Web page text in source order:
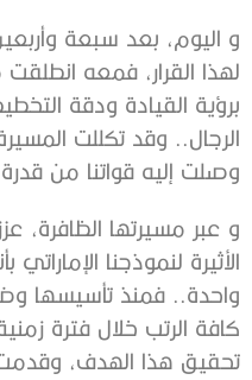
و اليوم، بعد سبعة وأربعين
لهذا القرار، فمعه انطلقت
برؤية القيادة ودقة
الرجال.. وقد تكللت
وصلت إليه قواتنا من
و عبر مسيرتها الظافرة،
الأثيرة لنموذجنا
واحدة.. فمنذ تأسيسها
كافة الرتب خلال فترة
تحقيق هذا الهدف،